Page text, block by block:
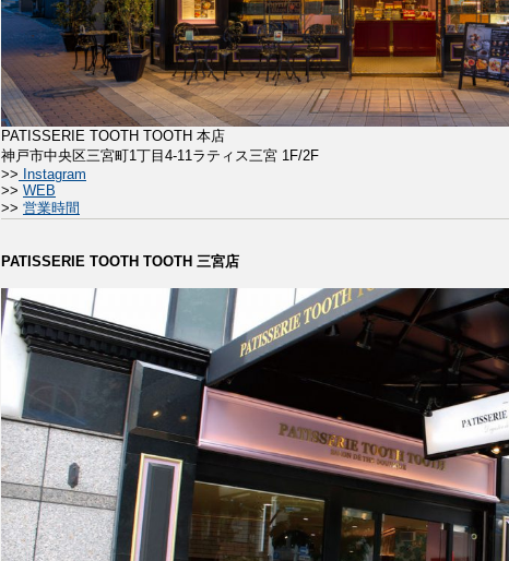
PATISSERIE TOOTH TOOTH 本店
神戸市中央区三宮町1丁目4-11ラティス三宮 1F/2F
>> Instagram
>> WEB
>> 営業時間
PATISSERIE TOOTH TOOTH 三宮店